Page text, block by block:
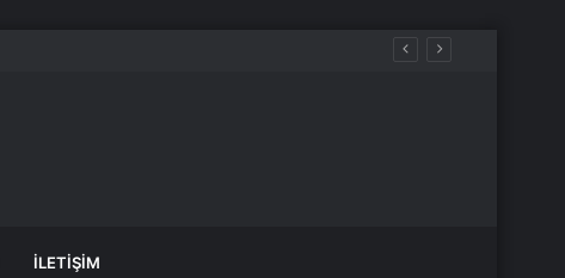
İLETIŞIM